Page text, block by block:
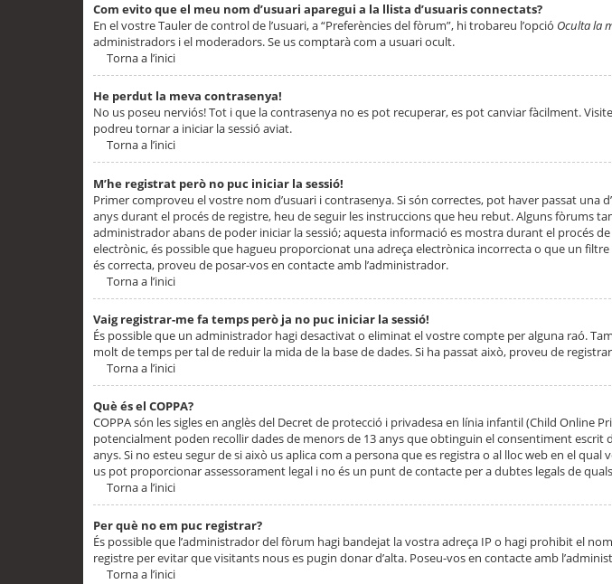
Com evito que el meu nom d’usuari aparegui a la llista d’usuaris connectats?
En el vostre Tauler de control de l’usuari, a “Preferències del fòrum”, hi trobareu l’opció Oculta la
administradors i el moderadors. Se us comptarà com a usuari ocult.
Torna a l’inici
He perdut la meva contrasenya!
No us poseu nerviós! Tot i que la contrasenya no es pot recuperar, es pot canviar fàcilment.
podreu tornar a iniciar la sessió aviat.
Torna a l’inici
M’he registrat però no puc iniciar la sessió!
Primer comproveu el vostre nom d’usuari i contrasenya. Si són correctes, pot haver passat una
anys durant el procés de registre, heu de seguir les instruccions que heu rebut. Alguns fòrums
administrador abans de poder iniciar la sessió; aquesta informació es mostra durant el procés
electrònic, és possible que hagueu proporcionat una adreça electrònica incorrecta o que un
és correcta, proveu de posar-vos en contacte amb l’administrador.
Torna a l’inici
Vaig registrar-me fa temps però ja no puc iniciar la sessió!
És possible que un administrador hagi desactivat o eliminat el vostre compte per alguna raó.
molt de temps per tal de reduir la mida de la base de dades. Si ha passat això, proveu de
Torna a l’inici
Què és el COPPA?
COPPA són les sigles en anglès del Decret de protecció i privadesa en línia infantil (Child Online
potencialment poden recollir dades de menors de 13 anys que obtinguin el consentiment escrit
anys. Si no esteu segur de si això us aplica com a persona que es registra o al lloc web en el
us pot proporcionar assessorament legal i no és un punt de contacte per a dubtes legals de
Torna a l’inici
Per què no em puc registrar?
És possible que l’administrador del fòrum hagi bandejat la vostra adreça IP o hagi prohibit el
registre per evitar que visitants nous es pugin donar d’alta. Poseu-vos en contacte amb
Torna a l’inici